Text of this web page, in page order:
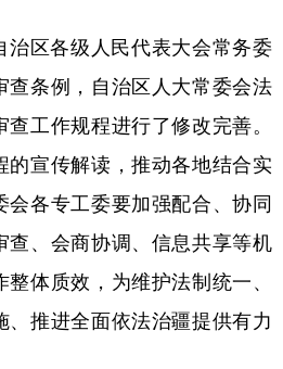
区各级人民代表大会常务委
查条例，自治区人大常委会法
工作规程进行了修改完善。
宣传解读，推动各地结合实
各专工委要加强配合、协同
查、会商协调、信息共享等机
体质效，为维护法制统一、
推进全面依法治疆提供有力